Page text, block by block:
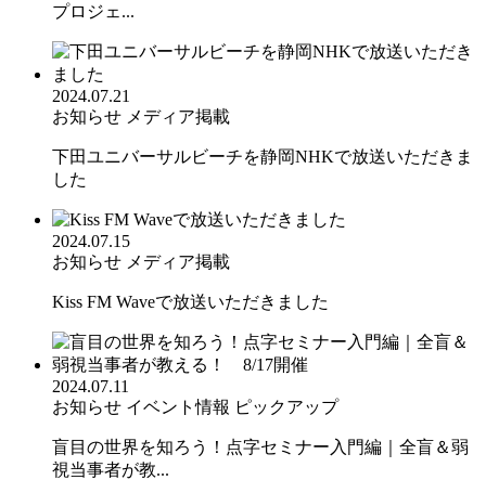
プロジェ...
2024.07.21
お知らせ メディア掲載
下田ユニバーサルビーチを静岡NHKで放送いただきま
した
2024.07.15
お知らせ メディア掲載
Kiss FM Waveで放送いただきました
2024.07.11
お知らせ イベント情報 ピックアップ
盲目の世界を知ろう！点字セミナー入門編｜全盲＆弱
視当事者が教...